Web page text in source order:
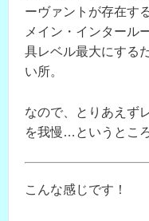
ーヴァントが存在す
メイン・インタール
具レベル最大にする
い所。
なので、とりあえず
を我慢…というところ
こんな感じです！